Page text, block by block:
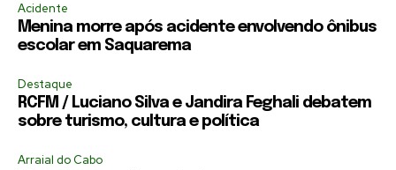
Acidente
Menina morre após acidente envolvendo ônibus
escolar em Saquarema
Destaque
RCFM / Luciano Silva e Jandira Feghali debatem
sobre turismo, cultura e política
Arraial do Cabo